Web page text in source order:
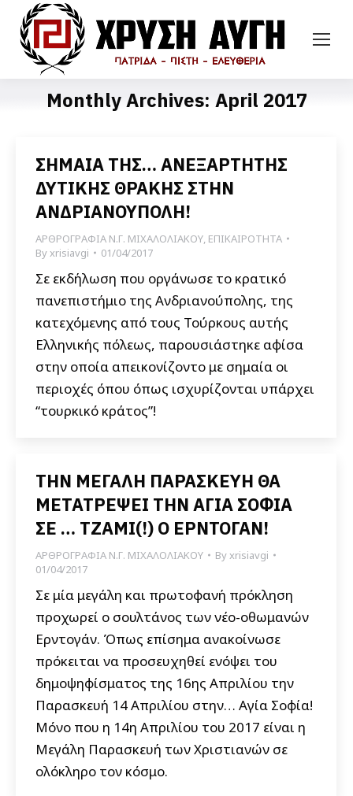
Monthly Archives: April 2017
ΣΗΜΑΙΑ ΤΗΣ… ΑΝΕΞΑΡΤΗΤΗΣ
ΔΥΤΙΚΗΣ ΘΡΑΚΗΣ ΣΤΗΝ
ΑΝΔΡΙΑΝΟΥΠΟΛΗ!
ΑΡΘΡΟΓΡΑΦΙΑ Ν.Γ. ΜΙΧΑΛΟΛΙΑΚΟΥ, ΕΠΙΚΑΙΡΟΤΗΤΑ
Byxrisiavgi 01/04/2017
Σε εκδήλωση που οργάνωσε το κρατικό
πανεπιστήμιο της Ανδριανούπολης, της
κατεχόμενης από τους Τούρκους αυτής
Ελληνικής πόλεως, παρουσιάστηκε αφίσα
στην οποία απεικονίζοντο με σημαία οι
περιοχές όπου όπως ισχυρίζονται υπάρχει
“τουρκικό κράτος”!
ΤΗΝ ΜΕΓΑΛΗ ΠΑΡΑΣΚΕΥΗ ΘΑ
ΜΕΤΑΤΡΕΨΕΙ ΤΗΝ ΑΓΙΑ ΣΟΦΙΑ
ΣΕ … ΤΖΑΜΙ(!) Ο ΕΡΝΤΟΓΑΝ!
ΑΡΘΡΟΓΡΑΦΙΑ Ν.Γ. ΜΙΧΑΛΟΛΙΑΚΟΥ Byxrisiavgi
01/04/2017
Σε μία μεγάλη και πρωτοφανή πρόκληση
προχωρεί ο σουλτάνος των νέο-οθωμανών
Ερντογάν. Όπως επίσημα ανακοίνωσε
πρόκειται να προσευχηθεί ενόψει του
δημοψηφίσματος της 16ης Απριλίου την
Παρασκευή 14 Απριλίου στην… Αγία Σοφία!
Μόνο που η 14η Απριλίου του 2017 είναι η
Μεγάλη Παρασκευή των Χριστιανών σε
ολόκληρο τον κόσμο.